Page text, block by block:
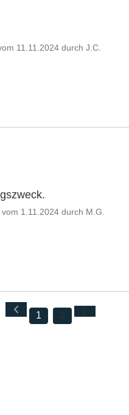
11.11.2024 durchJ.C.
1.11.2024 durch M.G.
1 2